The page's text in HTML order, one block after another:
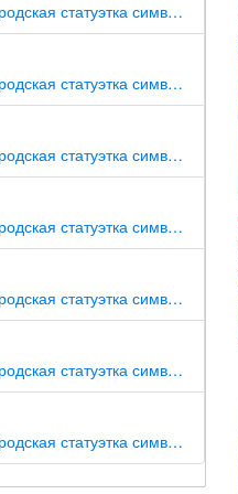
куплю городская статуэтка символ собака как вид изобразительного искусства
куплю городская статуэтка символ собака на постаменте
куплю городская статуэтка символ собака в романской скульптуре
куплю городская статуэтка символ собака в царском селе
куплю городская статуэтка символ собака в движении 7 класс
куплю городская статуэтка символ собака в скульптуре древней греции
куплю городская статуэтка символ собака в школе искусств